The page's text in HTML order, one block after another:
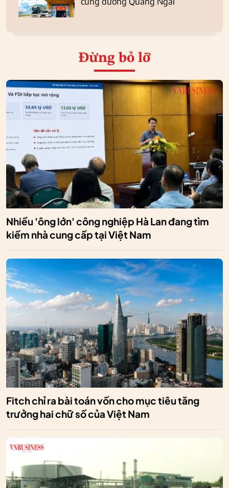
Đừng bỏ lỡ
Nhiều 'ông lớn' công nghiệp Hà Lan đang tìm
kiếm nhà cung cấp tại Việt Nam
Fitch chỉ ra bài toán vốn cho mục tiêu tăng
trưởng hai chữ số của Việt Nam